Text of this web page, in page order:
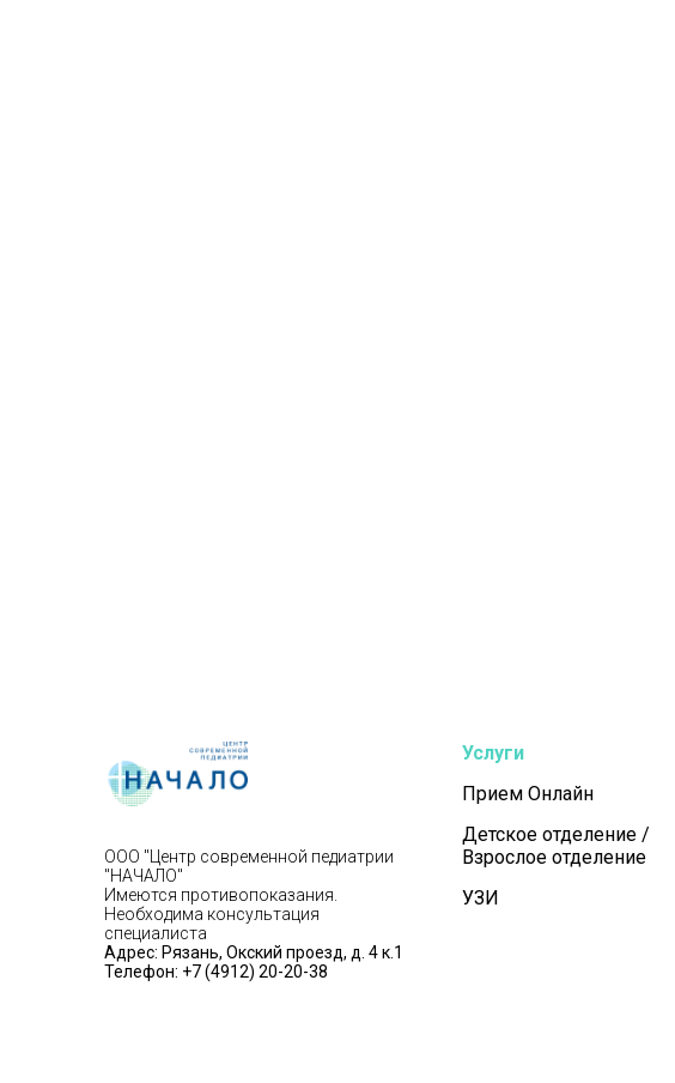
ООО "Центр современной педиатрии
"НАЧАЛО"
Имеются противопоказания.
Необходима консультация
специалиста
Адрес: Рязань, Окский проезд, д. 4 к.1
Телефон: +7 (4912) 20-20-38
Услуги
Прием Онлайн
Детское отделение /
Взрослое отделение
УЗИ